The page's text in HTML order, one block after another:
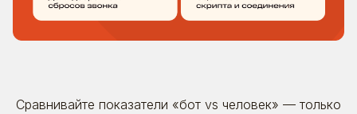
Сравнивайте показатели «бот vs человек» — только
Кадровая лидогенерация в
ритейле 2025: простые
цифровые решения сегодня